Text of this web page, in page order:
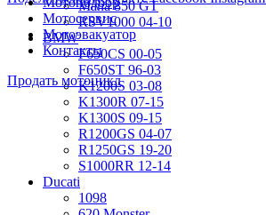
Mana 850 GT
RSV1000 04-10
BMW
F650CS 00-05
F650ST 96-03
K1200S 03-08
K1300R 07-15
K1300S 09-15
R1200GS 04-07
R1250GS 19-20
S1000RR 12-14
Ducati
1098
Мотосервис
Мотоэвакуатор
Контакты
Продать мотоцикл